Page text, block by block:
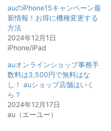
auのiPhone15キャンペーン最
新情報！お得に機種変更する
方法
2024年12月1日
iPhone/iPad
auオンラインショップ事務手
数料は3,500円で無料はな
し！ auショップ店舗はいく
ら？
2024年12月17日
au（エーユー）